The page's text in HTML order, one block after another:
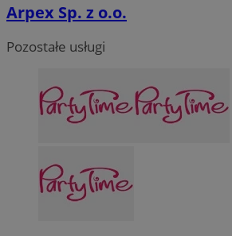
Arpex Sp. z o.o.
Pozostałe usługi